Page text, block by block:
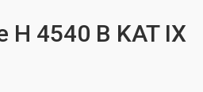
4540 B KAT IX